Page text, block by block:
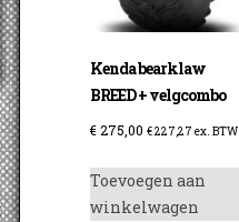
Kenda bearklaw
BREED + velgcombo
€275,00 €227,27 ex. BTW
Toevoegen aan
winkelwagen